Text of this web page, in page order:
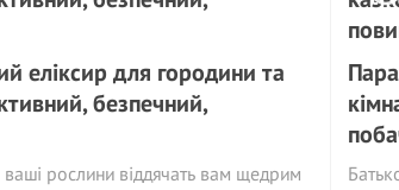
еліксир для городини та
безпечний,
рослини віддячать вам щедрим